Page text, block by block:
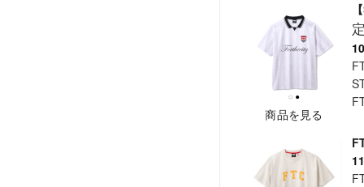
商品を見る